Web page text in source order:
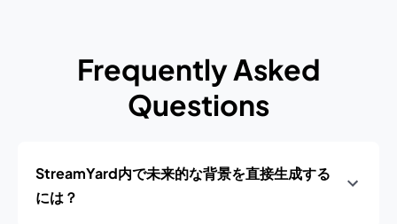
Frequently Asked
Questions
StreamYard内で未来的な背景を直接生成する
には？